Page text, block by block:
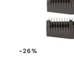
-26%